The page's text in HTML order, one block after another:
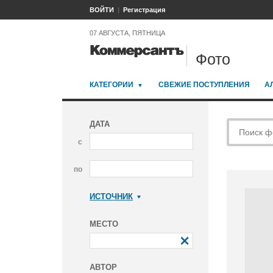
ВОЙТИ Регистрация
07 АВГУСТА, ПЯТНИЦА
Фото
КАТЕГОРИИ СВЕЖИЕ ПОСТУПЛЕНИЯ
ДАТА
с
по
ИСТОЧНИК
МЕСТО
АВТОР